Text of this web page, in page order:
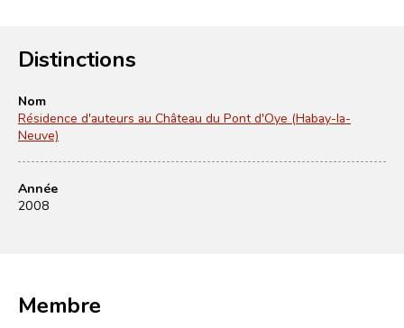
Distinctions
Nom
Résidence d'auteurs au Château du Pont d'Oye (Habay-la-
Neuve)
Année
2008
Membre